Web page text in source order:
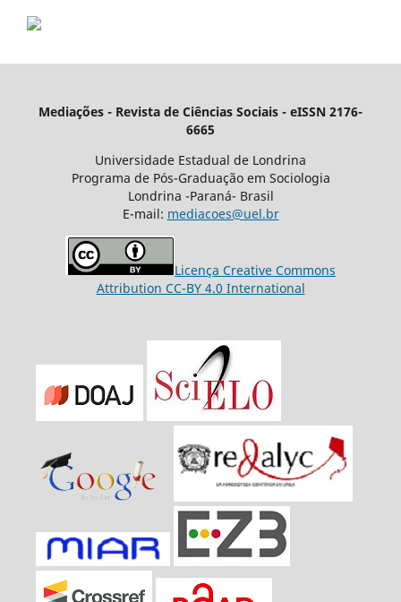
Mediações - Revista de Ciências Sociais - eISSN 2176-
6665
Universidade Estadual de Londrina
Programa de Pós-Graduação em Sociologia
Londrina -Paraná- Brasil
E-mail: mediacoes@uel.br
Licença Creative Commons
Attribution CC-BY 4.0 International